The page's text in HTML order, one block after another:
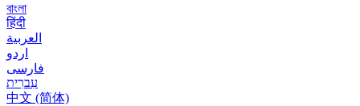
বাংলা
हिंदी
العربية
اردو
فارسی
עִברִית
中文 (简体)